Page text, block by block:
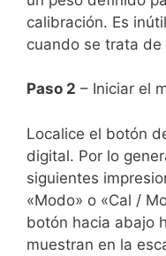
calibración. Es
cuando se trata
Paso 2 – Iniciar el
Localice el botón
digital. Por lo
siguientes
«Modo» o «Cal /
botón hacia abajo
muestran en la